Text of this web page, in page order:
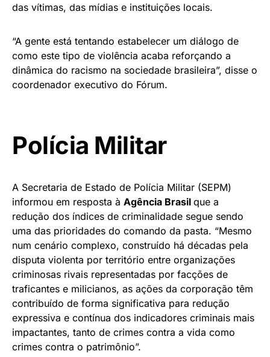
das vítimas, das mídias e instituições locais.
“A gente está tentando estabelecer um diálogo de
como este tipo de violência acaba reforçando a
dinâmica do racismo na sociedade brasileira”, disse o
coordenador executivo do Fórum.
Polícia Militar
A Secretaria de Estado de Polícia Militar (SEPM)
informou em resposta à Agência Brasil que a
redução dos índices de criminalidade segue sendo
uma das prioridades do comando da pasta. “Mesmo
num cenário complexo, construído há décadas pela
disputa violenta por território entre organizações
criminosas rivais representadas por facções de
traficantes e milicianos, as ações da corporação têm
contribuído de forma significativa para redução
expressiva e contínua dos indicadores criminais mais
impactantes, tanto de crimes contra a vida como
crimes contra o patrimônio”.